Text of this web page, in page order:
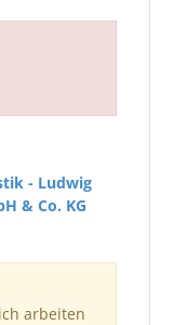
- Ludwig
& Co. KG
arbeiten